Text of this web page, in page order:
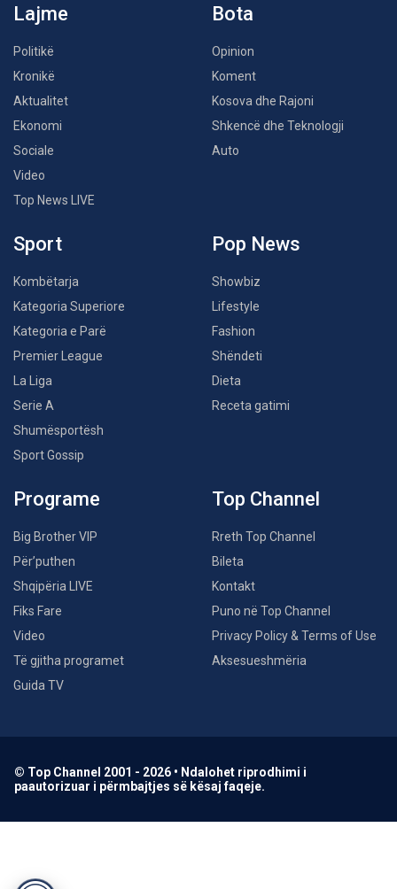
Lajme
Politikë
Kronikë
Aktualitet
Ekonomi
Sociale
Video
Top News LIVE
Bota
Opinion
Koment
Kosova dhe Rajoni
Shkencë dhe Teknologji
Auto
Sport
Kombëtarja
Kategoria Superiore
Kategoria e Parë
Premier League
La Liga
Serie A
Shumësportësh
Sport Gossip
Pop News
Showbiz
Lifestyle
Fashion
Shëndeti
Dieta
Receta gatimi
Programe
Big Brother VIP
Për’puthen
Shqipëria LIVE
Fiks Fare
Video
Të gjitha programet
Guida TV
Top Channel
Rreth Top Channel
Bileta
Kontakt
Puno në Top Channel
Privacy Policy & Terms of Use
Aksesueshmëria
© Top Channel 2001 - 2026 • Ndalohet riprodhimi i
paautorizuar i përmbajtjes së kësaj faqeje.